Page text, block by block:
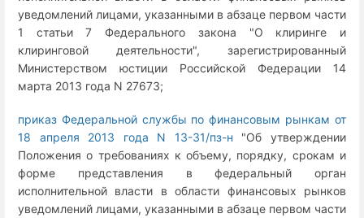
уведомлений лицами, указанными в абзаце первом части
1 статьи 7 Федерального закона "О клиринге и
клиринговой деятельности", зарегистрированный
Министерством юстиции Российской Федерации 14
марта 2013 года N 27673;
приказ Федеральной службы по финансовым рынкам от
18 апреля 2013 года N 13-31/пз-н "Об утверждении
Положения о требованиях к объему, порядку, срокам и
форме представления в федеральный орган
исполнительной власти в области финансовых рынков
уведомлений лицами, указанными в абзаце первом части